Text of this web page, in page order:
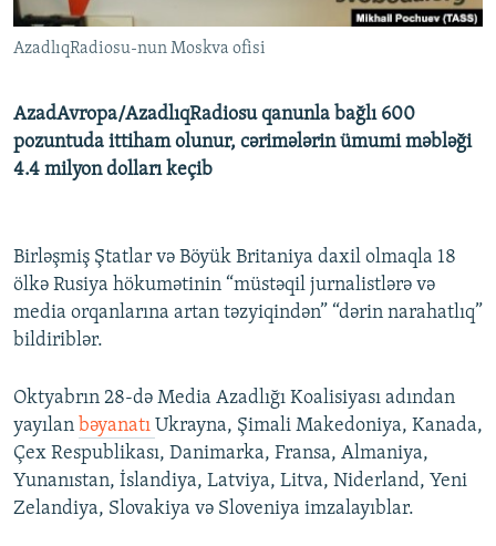
İZ - MƏDƏNIYYƏT PROQRAMI
MATERIALLARIMIZDAN ISTIFADƏ
AZADLIQRADIOSU MOBIL TELEFONUNUZDA
XƏBƏR BÜLLETENLƏRIMIZ
RFE/RL-in bütün saytları
AzadlıqRadiosu-nun Moskva ofisi
AzadAvropa/AzadlıqRadiosu qanunla bağlı 600
pozuntuda ittiham olunur, cərimələrin ümumi məbləği
4.4 milyon dolları keçib
Birləşmiş Ştatlar və Böyük Britaniya daxil olmaqla 18
ölkə Rusiya hökumətinin “müstəqil jurnalistlərə və
media orqanlarına artan təzyiqindən” “dərin narahatlıq”
bildiriblər.
Oktyabrın 28-də Media Azadlığı Koalisiyası adından
yayılan bəyanatı Ukrayna, Şimali Makedoniya, Kanada,
Çex Respublikası, Danimarka, Fransa, Almaniya,
Yunanıstan, İslandiya, Latviya, Litva, Niderland, Yeni
Zelandiya, Slovakiya və Sloveniya imzalayıblar.